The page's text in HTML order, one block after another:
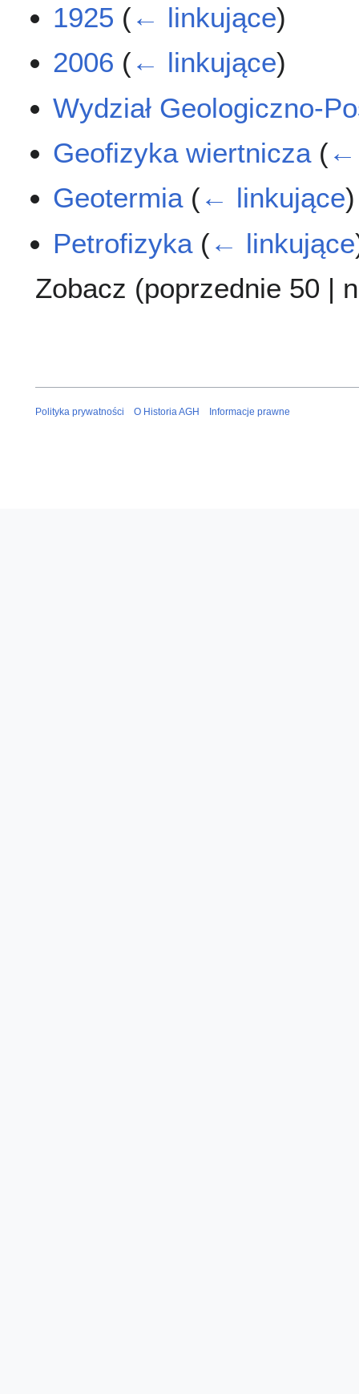
1925 (← linkujące)
2006 (← linkujące)
Wydział Geologiczno-
Geofizyka wiertnicza (←
Geotermia (← linkujące)
Petrofizyka (← linkujące
Zobacz (poprzednie 50 |
Polityka prywatności O Historia AGH Informacje prawne